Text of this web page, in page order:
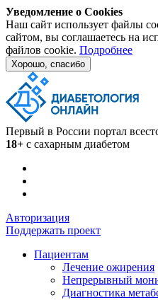
Уведомление о Cookies
Наш сайт использует файлы
сайтом, вы соглашаетесь на
файлов cookie. Подробнее
Хорошо, спасибо
Первый в России портал
18+ с сахарным диабетом
Авторизация
Поддержать проект
Пациентам
Лечение ожирения
Непрерывный
Диагностика